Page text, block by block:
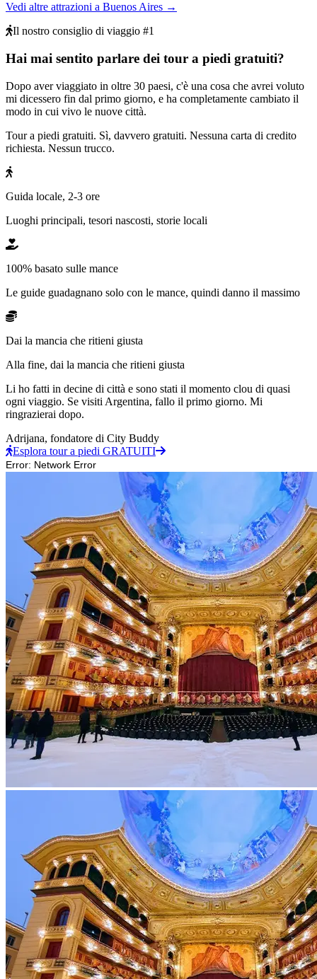
Vedi altre attrazioni a Buenos Aires →
Il nostro consiglio di viaggio #1
Hai mai sentito parlare dei tour a piedi gratuiti?
Dopo aver viaggiato in oltre 30 paesi, c'è una cosa che avrei voluto
mi dicessero fin dal primo giorno, e ha completamente cambiato il
modo in cui vivo le nuove città.
Tour a piedi gratuiti. Sì, davvero gratuiti. Nessuna carta di credito
richiesta. Nessun trucco.
Guida locale, 2-3 ore
Luoghi principali, tesori nascosti, storie locali
100% basato sulle mance
Le guide guadagnano solo con le mance, quindi danno il massimo
Dai la mancia che ritieni giusta
Alla fine, dai la mancia che ritieni giusta
Li ho fatti in decine di città e sono stati il momento clou di quasi
ogni viaggio. Se visiti Argentina, fallo il primo giorno. Mi
ringrazierai dopo.
Adrijana, fondatore di City Buddy
Esplora tour a piedi GRATUITI